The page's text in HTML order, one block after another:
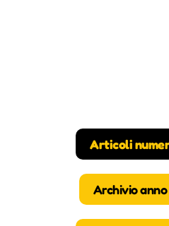
Articoli
Archivio